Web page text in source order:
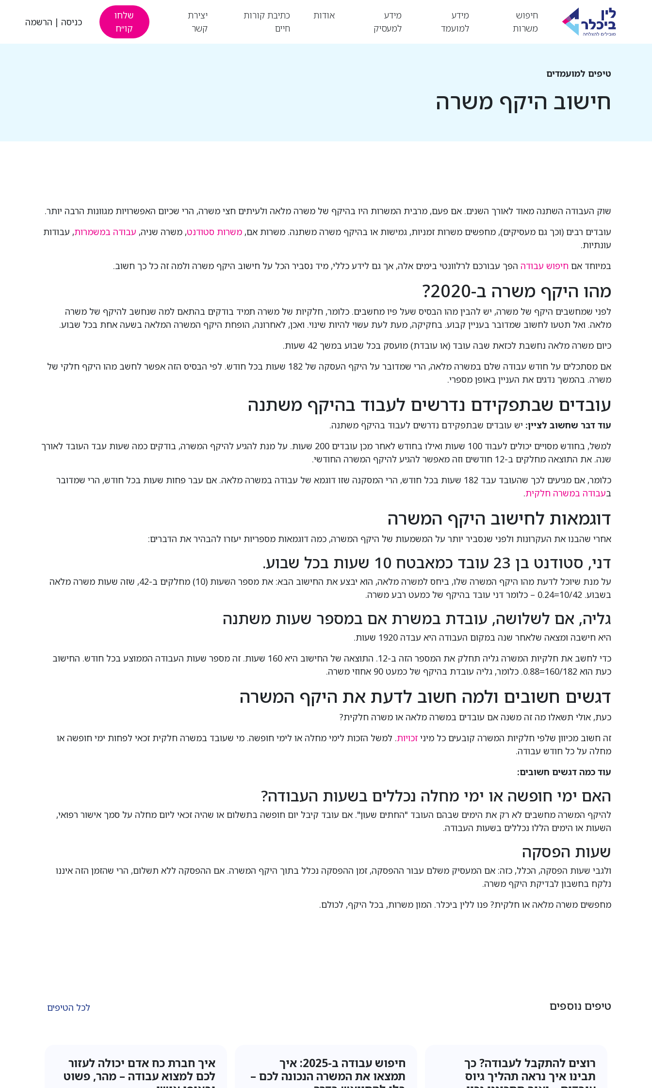
חיפוש
משרות
מידע
למועמד
מידע
למעסיק
אודות
כתיבת קורות
חיים
יצירת
קשר
שלחו
קו״ח
כניסה | הרשמה
טיפים למועמדים
חישוב היקף משרה
שוק העבודה השתנה מאוד לאורך השנים. אם פעם, מרבית המשרות היו בהיקף של משרה מלאה ולעיתים חצי משרה, הרי שכיום האפשרויות מגוונות הרבה יותר.
עובדים רבים (וכך גם מעסיקים), מחפשים משרות זמניות, גמישות או בהיקף משרה משתנה. משרות אם, משרות סטודנט, משרה שניה, עבודה במשמרות, עבודות
עונתיות.
במיוחד אם חיפוש עבודה הפך עבורכם לרלוונטי בימים אלה, אך גם לידע כללי, מיד נסביר הכל על חישוב היקף משרה ולמה זה כל כך חשוב.
מהו היקף משרה ב-2020?
לפני שמחשבים היקף של משרה, יש להבין מהו הבסיס שעל פיו מחשבים. כלומר, חלקיות של משרה תמיד בודקים בהתאם למה שנחשב להיקף של משרה
מלאה. ואל תטעו לחשוב שמדובר בעניין קבוע. בחקיקה, מעת לעת עשוי להיות שינוי. ואכן, לאחרונה, הופחת היקף המשרה המלאה בשעה אחת בכל שבוע.
כיום משרה מלאה נחשבת לכזאת שבה עובד (או עובדת) מועסק בכל שבוע במשך 42 שעות.
אם מסתכלים על חודש עבודה שלם במשרה מלאה, הרי שמדובר על היקף העסקה של 182 שעות בכל חודש. לפי הבסיס הזה אפשר לחשב מהו היקף חלקי של
משרה. בהמשך נדגים את העניין באופן מספרי.
עובדים שבתפקידם נדרשים לעבוד בהיקף משתנה
עוד דבר שחשוב לציין: יש עובדים שבתפקידם נדרשים לעבוד בהיקף משתנה.
למשל, בחודש מסויים יכולים לעבוד 100 שעות ואילו בחודש לאחר מכן עובדים 200 שעות. על מנת להגיע להיקף המשרה, בודקים כמה שעות עבד העובד לאורך
שנה. את התוצאה מחלקים ב-12 חודשים וזה מאפשר להגיע להיקף המשרה החודשי.
כלומר, אם מגיעים לכך שהעובד עבד 182 שעות בכל חודש, הרי המסקנה שזו דוגמא של עבודה במשרה מלאה. אם עבר פחות שעות בכל חודש, הרי שמדובר
בעבודה במשרה חלקית.
דוגמאות לחישוב היקף המשרה
אחרי שהבנו את העקרונות ולפני שנסביר יותר על המשמעות של היקף המשרה, כמה דוגמאות מספריות יעזרו להבהיר את הדברים:
דני, סטודנט בן 23 עובד כמאבטח 10 שעות בכל שבוע.
על מנת שיוכל לדעת מהו היקף המשרה שלו, ביחס למשרה מלאה, הוא יבצע את החישוב הבא: את מספר השעות (10) מחלקים ב-42, שזה שעות משרה מלאה
בשבוע. 10/42=0.24 – כלומר דני עובד בהיקף של כמעט רבע משרה.
גליה, אם לשלושה, עובדת במשרת אם במספר שעות משתנה
היא חישבה ומצאה שלאחר שנה במקום העבודה היא עבדה 1920 שעות.
כדי לחשב את חלקיות המשרה גליה תחלק את המספר הזה ב-12. התוצאה של החישוב היא 160 שעות. זה מספר שעות העבודה הממוצע בכל חודש. החישוב
כעת הוא 160/182=0.88. כלומר, גליה עובדת בהיקף של כמעט 90 אחוזי משרה.
דגשים חשובים ולמה חשוב לדעת את היקף המשרה
כעת, אולי תשאלו מה זה משנה אם עובדים במשרה מלאה או משרה חלקית?
זה חשוב מכיוון שלפי חלקיות המשרה קובעים כל מיני זכויות. למשל הזכות לימי מחלה או לימי חופשה. מי שעובד במשרה חלקית זכאי לפחות ימי חופשה או
מחלה על כל חודש עבודה.
עוד כמה דגשים חשובים:
האם ימי חופשה או ימי מחלה נכללים בשעות העבודה?
להיקף המשרה מחשבים לא רק את הימים שבהם העובד "החתים שעון". אם עובד קיבל יום חופשה בתשלום או שהיה זכאי ליום מחלה על סמך אישור רפואי,
השעות או הימים הללו נכללים בשעות העבודה.
שעות הפסקה
ולגבי שעות הפסקה, הכלל, כזה: אם המעסיק משלם עבור ההפסקה, זמן ההפסקה נכלל בתוך היקף המשרה. אם ההפסקה ללא תשלום, הרי שהזמן הזה איננו
נלקח בחשבון לבדיקת היקף משרה.
מחפשים משרה מלאה או חלקית? פנו ללין ביכלר. המון משרות, בכל היקף, לכולם.
טיפים נוספים לכל הטיפים
חיפוש עבודה ב-2025: איך
תמצאו את המשרה הנכונה לכם –
איך חברת כח אדם יכולה לעזור
לכם למצוא עבודה – מהר, פשוט
איך חברת השמה יכולה לעזור לך
למצוא את העבודה שמתאימה